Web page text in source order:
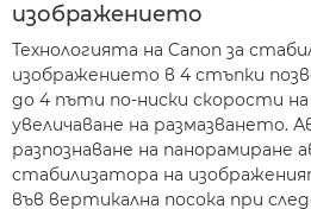
изображението
Технологията на Canon за
изображението в 4 стъпки
до 4 пъти по-ниски скорости
увеличаване на
разпознаване на панорамиране
стабилизатора на
във вертикална посока при